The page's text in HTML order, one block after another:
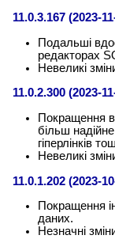
11.0.3.167 (2023-
Подальші
редакторах
Невеликі
11.0.2.300 (2023-
Покращення в
більш
гіперлінків
Невеликі
11.0.1.202 (2023-
Покращення
даних.
Незначні